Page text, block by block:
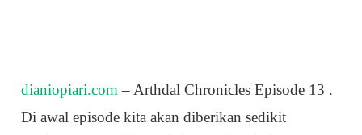
dianiopiari.com– Arthdal Chronicles Episode 13 .
Di awal episode kita akan diberikan sedikit